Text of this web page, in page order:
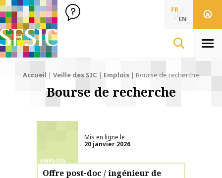
SFSIC Société Française des Sciences de l'Information & de
Société Française des Sciences
de l'Information
FR
EN
Accueil | Veille des SIC | Emplois | Bourse de recherche
Bourse de recherche
EMPLOIS
Mis en ligne le
20 janvier 2026
Offre post-doc / ingénieur de